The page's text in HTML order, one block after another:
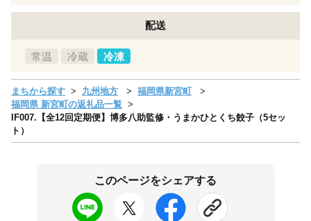
配送
常温 冷蔵 冷凍
まちから探す 九州地方
福岡県新宮町
福岡県 新宮町の返礼品一覧
IF007.【全12回定期便】博多八助監修・うまかひとくち餃子（5セッ
ト）
このページをシェアする